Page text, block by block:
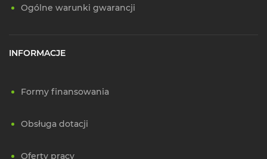
Ogólne warunki gwarancji
INFORMACJE
Formy finansowania
Obsługa dotacji
Oferty pracy